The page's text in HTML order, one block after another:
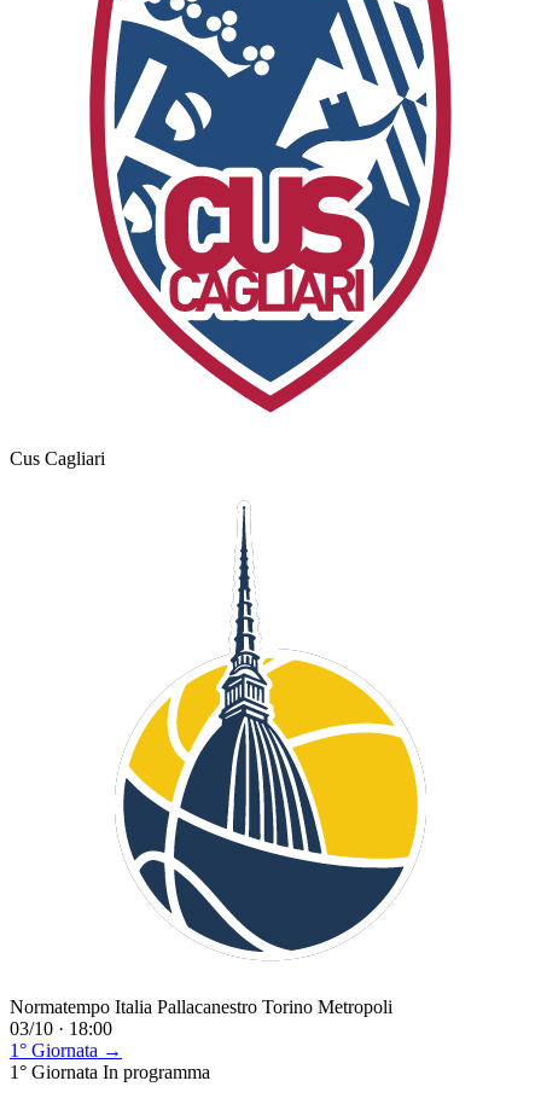
Cus Cagliari
Normatempo Italia Pallacanestro Torino Metropoli
03/10 · 18:00
1° Giornata →
1° Giornata In programma